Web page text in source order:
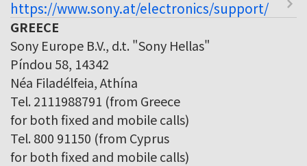
https://www.sony.at/electronics/support/
GREECE
Sony Europe B.V., d.t. "Sony Hellas"
Píndou 58, 14342
Néa Filadélfeia, Athína
Tel. 2111988791 (from Greece
for both fixed and mobile calls)
Tel. 800 91150 (from Cyprus
for both fixed and mobile calls)